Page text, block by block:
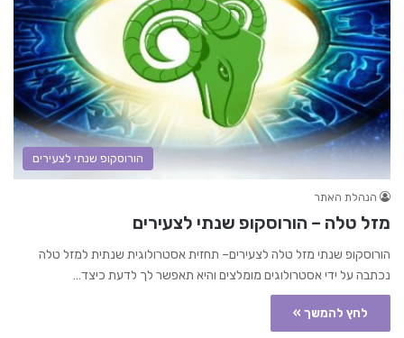
הורוסקופ שנתי לצעירים
הנהלת האתר
מזל טלה – הורוסקופ שנתי לצעירים
הורוסקופ שנתי מזל טלה לצעירים– תחזית אסטרולוגית שנתית למזל טלה
נכתבה על ידי אסטרולוגים מומלצים והיא תאפשר לך לדעת כיצד…
לחץ להמשך »